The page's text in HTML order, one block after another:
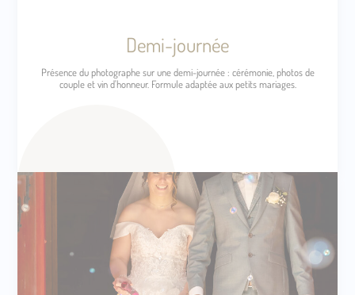
Demi-journée
Présence du photographe sur une demi-journée : cérémonie, photos de
couple et vin d'honneur. Formule adaptée aux petits mariages.